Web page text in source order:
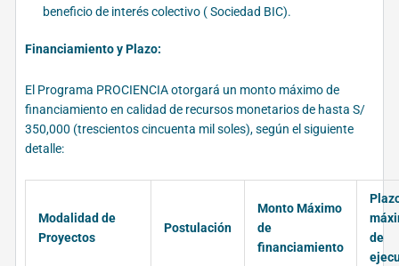
beneficio de interés colectivo ( Sociedad BIC).
Financiamiento y Plazo:
El Programa PROCIENCIA otorgará un monto máximo de
financiamiento en calidad de recursos monetarios de hasta S/
350,000 (trescientos cincuenta mil soles), según el siguiente
detalle:
Modalidad de
Proyectos
Postulación
Monto Máximo
de
financiamiento
de